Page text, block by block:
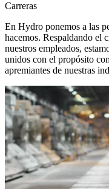
Carreras
En Hydro ponemos a las
hacemos. Respaldando el
nuestros empleados,
unidos con el propósito
apremiantes de nuestras